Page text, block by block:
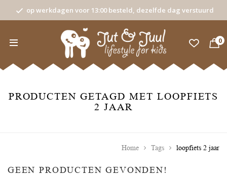
op werkdagen voor 13:00 besteld, dezelfde dag verstuurd
0
PRODUCTEN GETAGD MET LOOPFIETS
2 JAAR
Home Tags loopfiets 2 jaar
GEEN PRODUCTEN GEVONDEN!